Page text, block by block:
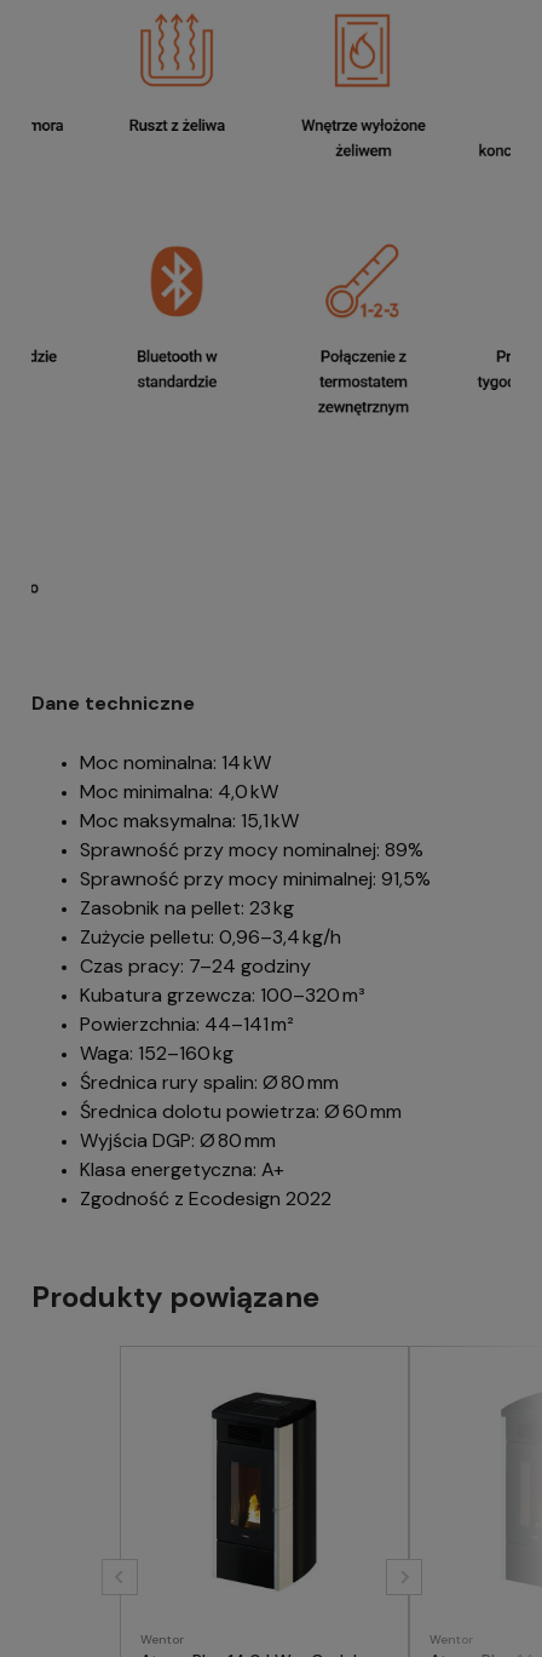
Dane techniczne
Moc nominalna: 14 kW
Moc minimalna: 4,0 kW
Moc maksymalna: 15,1 kW
Sprawność przy mocy nominalnej: 89%
Sprawność przy mocy minimalnej: 91,5%
Zasobnik na pellet: 23 kg
Zużycie pelletu: 0,96–3,4 kg/h
Czas pracy: 7–24 godziny
Kubatura grzewcza: 100–320 m³
Powierzchnia: 44–141 m²
Waga: 152–160 kg
Średnica rury spalin: Ø 80 mm
Średnica dolotu powietrza: Ø 60 mm
Wyjścia DGP: Ø 80 mm
Klasa energetyczna: A+
Zgodność z Ecodesign 2022
Produkty powiązane
Wentor Wentor